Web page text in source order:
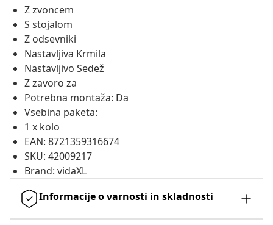
Z zvoncem
S stojalom
Z odsevniki
Nastavljiva Krmila
Nastavljivo Sedež
Z zavoro za
Potrebna montaža: Da
Vsebina paketa:
1 x kolo
EAN: 8721359316674
SKU: 42009217
Brand: vidaXL
Informacije o varnosti in skladnosti